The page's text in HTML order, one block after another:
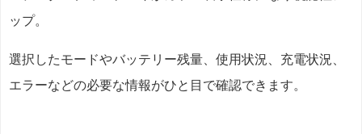
ップ。
選択したモードやバッテリー残量、使用状況、充電状況、
エラーなどの必要な情報がひと目で確認できます。